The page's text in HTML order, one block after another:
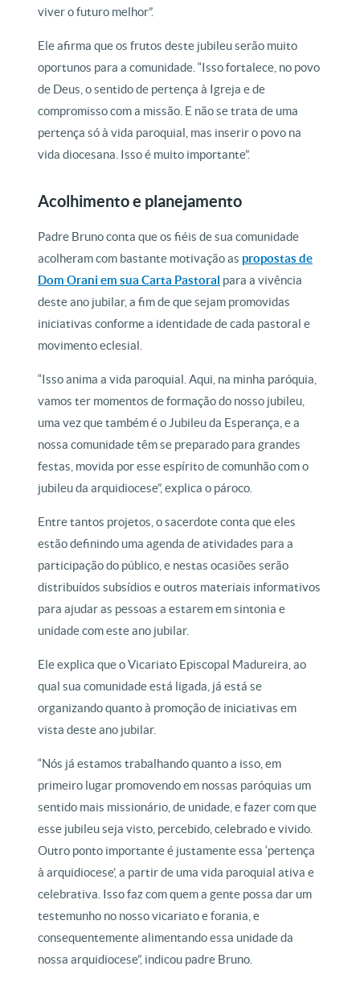
viver o futuro melhor”.
Ele afirma que os frutos deste jubileu serão muito
oportunos para a comunidade. “Isso fortalece, no povo
de Deus, o sentido de pertença à Igreja e de
compromisso com a missão. E não se trata de uma
pertença só à vida paroquial, mas inserir o povo na
vida diocesana. Isso é muito importante”.
Acolhimento e planejamento
Padre Bruno conta que os fiéis de sua comunidade
acolheram com bastante motivação as propostas de
Dom Orani em sua Carta Pastoral para a vivência
deste ano jubilar, a fim de que sejam promovidas
iniciativas conforme a identidade de cada pastoral e
movimento eclesial.
“Isso anima a vida paroquial. Aqui, na minha paróquia,
vamos ter momentos de formação do nosso jubileu,
uma vez que também é o Jubileu da Esperança, e a
nossa comunidade têm se preparado para grandes
festas, movida por esse espírito de comunhão com o
jubileu da arquidiocese”, explica o pároco.
Entre tantos projetos, o sacerdote conta que eles
estão definindo uma agenda de atividades para a
participação do público, e nestas ocasiões serão
distribuídos subsídios e outros materiais informativos
para ajudar as pessoas a estarem em sintonia e
unidade com este ano jubilar.
Ele explica que o Vicariato Episcopal Madureira, ao
qual sua comunidade está ligada, já está se
organizando quanto à promoção de iniciativas em
vista deste ano jubilar.
“Nós já estamos trabalhando quanto a isso, em
primeiro lugar promovendo em nossas paróquias um
sentido mais missionário, de unidade, e fazer com que
esse jubileu seja visto, percebido, celebrado e vivido.
Outro ponto importante é justamente essa ‘pertença
à arquidiocese’, a partir de uma vida paroquial ativa e
celebrativa. Isso faz com quem a gente possa dar um
testemunho no nosso vicariato e forania, e
consequentemente alimentando essa unidade da
nossa arquidiocese”, indicou padre Bruno.